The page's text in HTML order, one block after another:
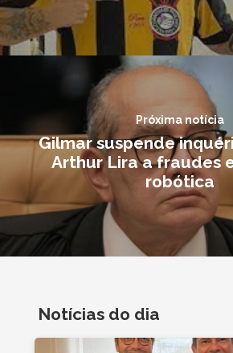
Próxima notícia
Gilmar suspende
Arthur Lira a fraudes
robótica
Notícias do dia